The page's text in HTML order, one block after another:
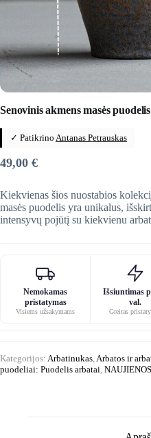
Senovinis akmens masės
✓ Patikrino Antanas Petrauskas
49,00 €
Kiekvienas šios nuostabios
masės puodelis yra unikalus,
intensyvų pojūtį su kiekvienu
Nemokamas
pristatymas
Visiems užsakymams
Išsiuntimas
val.
Greitas
Kategorijos: Arbatinukas Arbatos ir
puodeliai: Puodelis arbatai NAUJIENOS